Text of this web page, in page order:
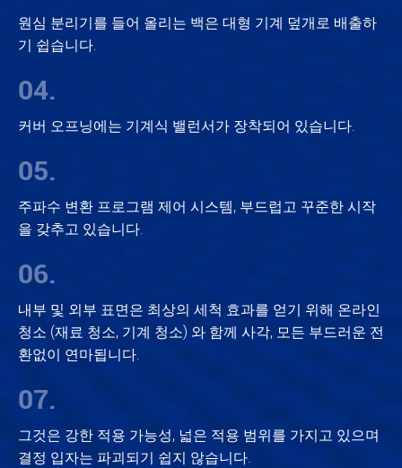
원심 분리기를 들어 올리는 백은 대형 기계 덮개로 배출하
기 쉽습니다.
04.
커버 오프닝에는 기계식 밸런서가 장착되어 있습니다.
05.
주파수 변환 프로그램 제어 시스템, 부드럽고 꾸준한 시작
을 갖추고 있습니다.
06.
내부 및 외부 표면은 최상의 세척 효과를 얻기 위해 온라인
청소 (재료 청소, 기계 청소) 와 함께 사각, 모든 부드러운 전
환없이 연마됩니다.
07.
그것은 강한 적용 가능성, 넓은 적용 범위를 가지고 있으며
결정 입자는 파괴되기 쉽지 않습니다.